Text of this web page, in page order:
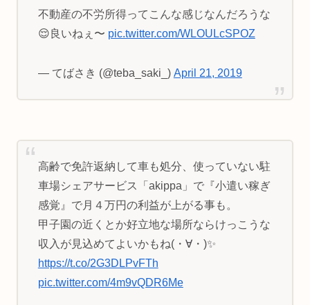
不動産の不労所得ってこんな感じなんだろうな
😌良いねぇ〜 pic.twitter.com/WLOULcSPOZ
— てばさき (@teba_saki_) April 21, 2019
高齢で免許返納して車も処分、使っていない駐
車場シェアサービス「akippa」で『小遣い稼ぎ
感覚』で月４万円の利益が上がる事も。
甲子園の近くとか好立地な場所ならけっこうな
収入が見込めてよいかもね(・∀・)✨
https://t.co/2G3DLPvFTh
pic.twitter.com/4m9vQDR6Me